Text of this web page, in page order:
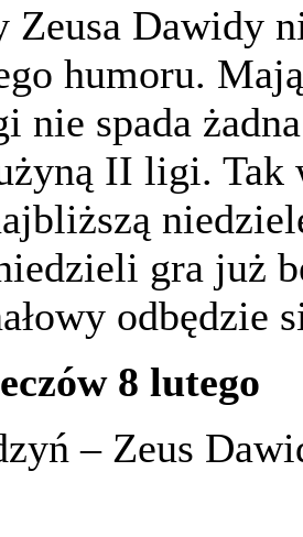
Zeusa Dawidy
humoru.
nie spada
II ligi. Tak
gra już
odbędzie
8 lutego
–